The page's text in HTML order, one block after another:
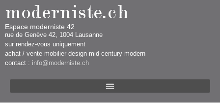
Espace moderniste 42
rue d​​​​e Genève 42, 1004 Lausanne​​
sur rendez-vous uniquement ​​​
​achat / vente mobilier design mid-century modern
contact : info@moderniste.ch